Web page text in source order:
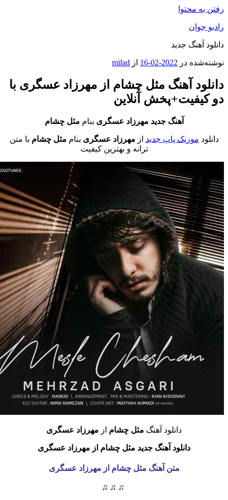
محتوا
جدید
در 2022-02-16 ازmilad
آهنگ مثل چشام از مهرزاد عسگری با
آنلاین
آهنگ جدید مهرزاد عسگریبناممثل چشام
موزیک پاپ جدیداز مهرزاد عسگریبناممثل چشام با متن
ترانه و بهترین کیفیت
دانلود آهنگمثل چشام ازمهرزاد عسگری
دانلود آهنگ جدید مثل چشام از مهرزاد عسگری
متن آهنگ مثل چشام از مهرزاد عسگری